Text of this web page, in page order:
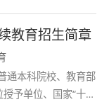
高考(约10
书，录取学生
教育招生简章
予单位、国家“十三